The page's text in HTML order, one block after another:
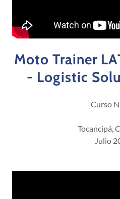
Moto Trainer
- Logistic
Curso
Tocancipá,
Julio